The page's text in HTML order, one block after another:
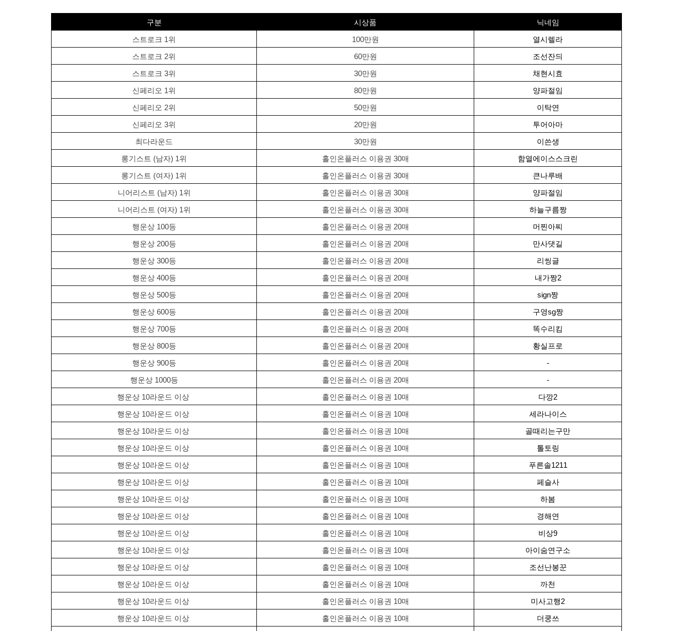
구분 시상품 닉네임
스트로크 1위 100만원 열시렐라
스트로크 2위 60만원 조선잔듸
스트로크 3위 30만원 채현시효
신페리오 1위 80만원 양파절임
신페리오 2위 50만원 이탁연
신페리오 3위 20만원 투어아마
최다라운드 30만원 이쓴생
롱기스트 (남자) 1위 홀인온플러스 이용권 30매 함열에이스스크린
롱기스트 (여자) 1위 홀인온플러스 이용권 30매 큰나루배
니어리스트 (남자) 1위 홀인온플러스 이용권 30매 양파절임
니어리스트 (여자) 1위 홀인온플러스 이용권 30매 하늘구름짱
행운상 100등 홀인온플러스 이용권 20매 머찐아찌
행운상 200등 홀인온플러스 이용권 20매 만사댓길
행운상 300등 홀인온플러스 이용권 20매 리씽글
행운상 400등 홀인온플러스 이용권 20매 내가짱2
행운상 500등 홀인온플러스 이용권 20매 sign짱
행운상 600등 홀인온플러스 이용권 20매 구영sg짱
행운상 700등 홀인온플러스 이용권 20매 똑수리킴
행운상 800등 홀인온플러스 이용권 20매 황실프로
행운상 900등 홀인온플러스 이용권 20매 -
행운상 1000등 홀인온플러스 이용권 20매 -
행운상 10라운드 이상 홀인온플러스 이용권 10매 다깡2
행운상 10라운드 이상 홀인온플러스 이용권 10매 세라나이스
행운상 10라운드 이상 홀인온플러스 이용권 10매 골때리는구만
행운상 10라운드 이상 홀인온플러스 이용권 10매 톨토링
행운상 10라운드 이상 홀인온플러스 이용권 10매 푸른솔1211
행운상 10라운드 이상 홀인온플러스 이용권 10매 페슬사
행운상 10라운드 이상 홀인온플러스 이용권 10매 하봄
행운상 10라운드 이상 홀인온플러스 이용권 10매 경해연
행운상 10라운드 이상 홀인온플러스 이용권 10매 비상9
행운상 10라운드 이상 홀인온플러스 이용권 10매 아이숨연구소
행운상 10라운드 이상 홀인온플러스 이용권 10매 조선난봉꾼
행운상 10라운드 이상 홀인온플러스 이용권 10매 까천
행운상 10라운드 이상 홀인온플러스 이용권 10매 미사고행2
행운상 10라운드 이상 홀인온플러스 이용권 10매 더쿵쓰